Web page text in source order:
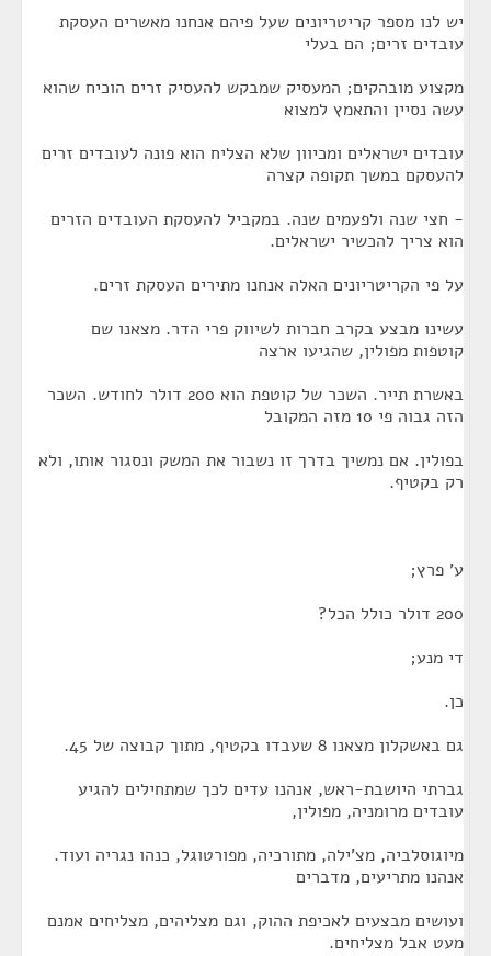
יש לנו מספר קריטריונים שעל פיהם אנחנו מאשרים העסקת
עובדים זרים; הם בעלי
מקצוע מובהקים; המעסיק שמבקש להעסיק זרים הוכיח שהוא
עשה נסיין והתאמץ למצוא
עובדים ישראלים ומכיוון שלא הצליח הוא פונה לעובדים זרים
להעסקם במשך תקופה קצרה
- חצי שנה ולפעמים שנה. במקביל להעסקת העובדים הזרים
הוא צריך להכשיר ישראלים.
על פי הקריטריונים האלה אנחנו מתירים העסקת זרים.
עשינו מבצע בקרב חברות לשיווק פרי הדר. מצאנו שם
קוטפות מפולין, שהגיעו ארצה
באשרת תייר. השכר של קוטפת הוא 200 דולר לחודש. השכר
הזה גבוה פי 10 מזה המקובל
בפולין. אם נמשיך בדרך זו נשבור את המשק ונסגור אותו, ולא
רק בקטיף.
ע' פרץ;
200 דולר כולל הכל?
די מנע;
כן.
גם באשקלון מצאנו 8 שעבדו בקטיף, מתוך קבוצה של 45.
גברתי היושבת-ראש, אנהנו עדים לכך שמתחילים להגיע
עובדים מרומניה, מפולין,
מיוגוסלביה, מצ'ילה, מתורכיה, מפורטוגל, כנהו נגריה ועוד.
אנהנו מתריעים, מדברים
ועושים מבצעים לאכיפת ההוק, וגם מצליהים, מצליחים אמנם
מעט אבל מצליחים.